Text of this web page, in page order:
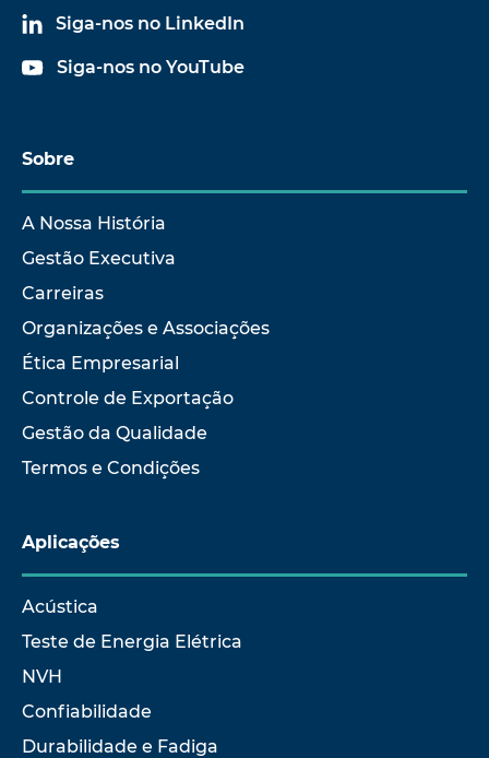
Siga-nos no LinkedIn
Siga-nos no YouTube
Sobre
A Nossa História
Gestão Executiva
Carreiras
Organizações e Associações
Ética Empresarial
Controle de Exportação
Gestão da Qualidade
Termos e Condições
Aplicações
Acústica
Teste de Energia Elétrica
NVH
Confiabilidade
Durabilidade e Fadiga